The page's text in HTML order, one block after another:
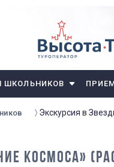
ШКОЛЬНИКОВ
Экскурсия в
КОСМОСА»